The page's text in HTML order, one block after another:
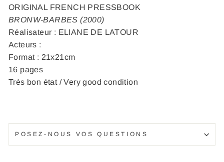
ORIGINAL FRENCH PRESSBOOK
BRONW-BARBES (2000)
Réalisateur : ELIANE DE LATOUR
Acteurs :
Format : 21x21cm
16 pages
Très bon état / Very good condition
POSEZ-NOUS VOS QUESTIONS